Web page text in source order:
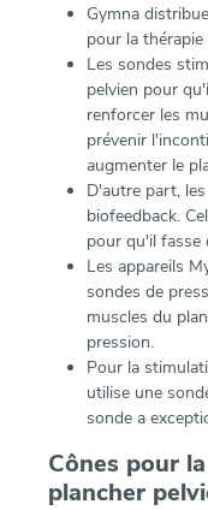
Gymna
pour la
Les sondes
pelvien pour
renforcer les
prévenir
augmenter le
D'autre part,
biofeedback.
pour qu'il fasse
Les appareils
sondes de
muscles du
pression.
Pour la
utilise une
sonde a
Cônes pour
plancher